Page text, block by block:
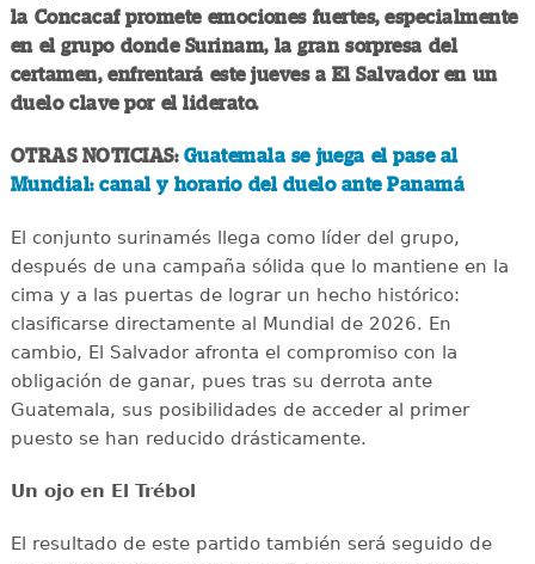
la Concacaf promete emociones fuertes, especialmente
en el grupo donde Surinam, la gran sorpresa del
certamen, enfrentará este jueves a El Salvador en un
duelo clave por el liderato.
OTRAS NOTICIAS: Guatemala se juega el pase al
Mundial: canal y horario del duelo ante Panamá
El conjunto surinamés llega como líder del grupo,
después de una campaña sólida que lo mantiene en la
cima y a las puertas de lograr un hecho histórico:
clasificarse directamente al Mundial de 2026. En
cambio, El Salvador afronta el compromiso con la
obligación de ganar, pues tras su derrota ante
Guatemala, sus posibilidades de acceder al primer
puesto se han reducido drásticamente.
Un ojo en El Trébol
El resultado de este partido también será seguido de